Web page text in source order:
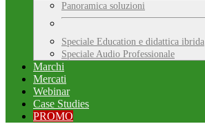
Panoramica soluzioni
Speciale Education e didattica ibrida
Speciale Audio Professionale
Marchi
Mercati
Webinar
Case Studies
PROMO